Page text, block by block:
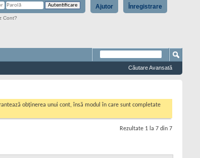
Înregistrare
Ajutor
Cont?
Căutare Avansată
obținerea unui cont, însă modul în care sunt completate
Rezultate 1 la 7 din 7